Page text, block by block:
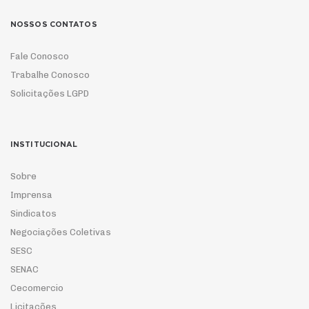
NOSSOS CONTATOS
Fale Conosco
Trabalhe Conosco
Solicitações LGPD
INSTITUCIONAL
Sobre
Imprensa
Sindicatos
Negociações Coletivas
SESC
SENAC
Cecomercio
Licitações